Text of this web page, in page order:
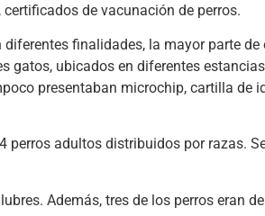
de vacunación de perros.
finalidades, la mayor parte de
gatos, ubicados en diferentes
presentaban microchip, cartilla de
perros adultos distribuidos por razas.
Además, tres de los perros eran